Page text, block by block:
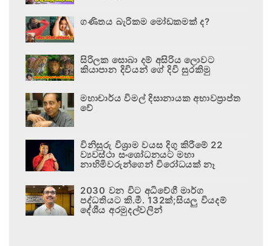
ගණිතය බැරිකම මෝඩකමක් ද?
සිරිලක සොබා දම් අසිරිය ලොවට
කියාපාන දිවියන් ගේ දිවි සුරකිමු
මහාචාර්ය විමල් දිසානායක අභාවප්‍රාප්ත
වේ
විනිසුරු විශ්‍රාම වයස දිගු කිරීමේ 22
ව්‍යවස්ථා සංශෝධනයට මහා
නාහිමිවරුන්ගෙන් විරෝධයක් නෑ
2030 වන විට අධිවේගී මාර්ග
පද්ධතියට කි.මී. 132ක්;සියලු වියදම්
දේශීය අරමුදල්වලින්